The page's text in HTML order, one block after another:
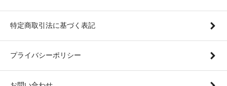
特定商取引法に基づく表記
プライバシーポリシー